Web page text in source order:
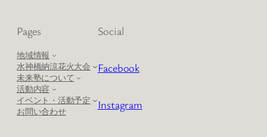
Pages
地域情報
水神橋納涼花火大会
未来塾について
活動内容
イベント・活動予定
お問い合わせ
Social
Facebook
Instagram